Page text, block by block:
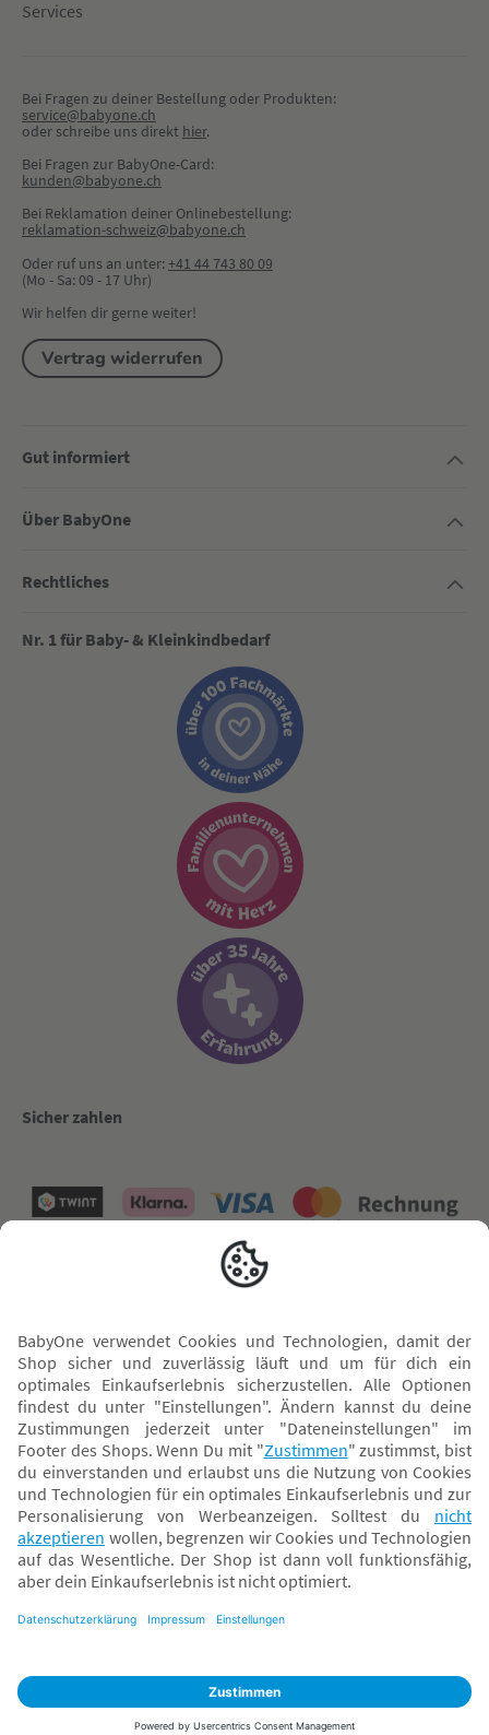
Services
Bei Fragen zu deiner Bestellung oder Produkten:
service@babyone.ch
oder schreibe uns direkt hier.
Bei Fragen zur BabyOne-Card:
kunden@babyone.ch
Bei Reklamation deiner Onlinebestellung:
reklamation-schweiz@babyone.ch
Oder ruf uns an unter:+41 44 743 80 09
(Mo - Sa: 09 - 17 Uhr)
Wir helfen dir gerne weiter!
Vertrag widerrufen
Gut informiert
Über BabyOne
Rechtliches
Nr. 1 für Baby- & Kleinkindbedarf
Sicher zahlen
* Alle Preise inkl. MwSt. und ggf. zzgl.Versandkosten. Der dargestellte Preis gilt -
abhängig von der von dir gewählten Option - im BabyOne-Onlineshop oder bei
Abholung in dem von dir gewählten BabyOne-Franchise-Betrieb. Der für den
Onlineshop geltende Preis stellt bei einem Verkauf durch unsere Franchise-
Nehmer eine unverbindliche Preisempfehlung dar. Der Verkaufspreis der
Franchise-Nehmer im Rahmen der Option „Reservieren und Abholen“ kann
daher von dem Verkaufspreis im Onlineshop abweichen. Angaben zu
Versandzeiten gelten nur bei Bezahlung mit einer der folgenden Zahlarten: